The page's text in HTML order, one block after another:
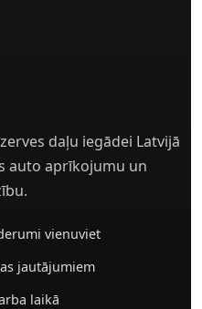
daļu iegādei Latvijā
auto aprīkojumu un
vienuviet
jautājumiem
laikā